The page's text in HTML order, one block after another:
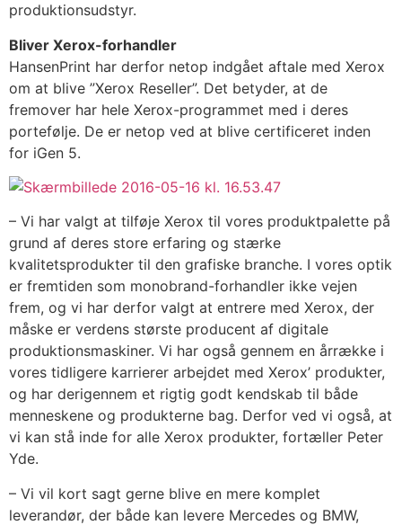
produktionsudstyr.
Bliver Xerox-forhandler
HansenPrint har derfor netop indgået aftale med Xerox
om at blive ”Xerox Reseller”. Det betyder, at de
fremover har hele Xerox-programmet med i deres
portefølje. De er netop ved at blive certificeret inden
for iGen 5.
– Vi har valgt at tilføje Xerox til vores produktpalette på
grund af deres store erfaring og stærke
kvalitetsprodukter til den grafiske branche. I vores optik
er fremtiden som monobrand-forhandler ikke vejen
frem, og vi har derfor valgt at entrere med Xerox, der
måske er verdens største producent af digitale
produktionsmaskiner. Vi har også gennem en årrække i
vores tidligere karrierer arbejdet med Xerox’ produkter,
og har derigennem et rigtig godt kendskab til både
menneskene og produkterne bag. Derfor ved vi også, at
vi kan stå inde for alle Xerox produkter, fortæller Peter
Yde.
– Vi vil kort sagt gerne blive en mere komplet
leverandør, der både kan levere Mercedes og BMW,